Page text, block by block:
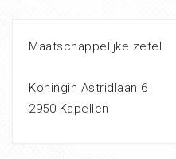
Maatschappelijke zetel
Koningin Astridlaan 6
2950 Kapellen